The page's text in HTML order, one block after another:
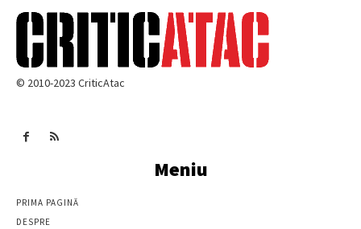
© 2010-2023 CriticAtac
Meniu
PRIMA PAGINĂ
DESPRE